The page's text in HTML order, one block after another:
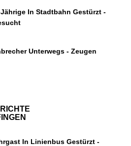
Jährige In Stadtbahn Gestürzt -
Unterwegs - Zeugen
In Linienbus Gestürzt -